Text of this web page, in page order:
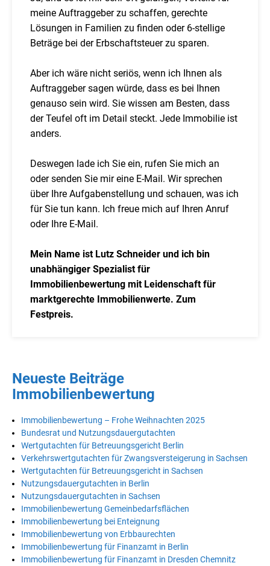
meine Auftraggeber zu schaffen, gerechte
Lösungen in Familien zu finden oder 6-stellige
Beträge bei der Erbschaftsteuer zu sparen.
Aber ich wäre nicht seriös, wenn ich Ihnen als
Auftraggeber sagen würde, dass es bei Ihnen
genauso sein wird. Sie wissen am Besten, dass
der Teufel oft im Detail steckt. Jede Immobilie ist
anders.
Deswegen lade ich Sie ein, rufen Sie mich an
oder senden Sie mir eine E-Mail. Wir sprechen
über Ihre Aufgabenstellung und schauen, was ich
für Sie tun kann. Ich freue mich auf Ihren Anruf
oder Ihre E-Mail.
Mein Name ist Lutz Schneider und ich bin
unabhängiger Spezialist für
Immobilienbewertung mit Leidenschaft für
marktgerechte Immobilienwerte. Zum
Festpreis.
Neueste Beiträge
Immobilienbewertung
Immobilienbewertung – Frohe Weihnachten 2025
Bundesrat und Nutzungsdauergutachten
Wertgutachten für Betreuungsgericht Berlin
Verkehrswertgutachten für Zwangsversteigerung in Sachsen
Wertgutachten für Betreuungsgericht in Sachsen
Nutzungsdauergutachten in Berlin
Nutzungsdauergutachten in Sachsen
Immobilienbewertung Gemeinbedarfsflächen
Immobilienbewertung bei Enteignung
Immobilienbewertung von Erbbaurechten
Immobilienbewertung für Finanzamt in Berlin
Immobilienbewertung für Finanzamt in Dresden Chemnitz